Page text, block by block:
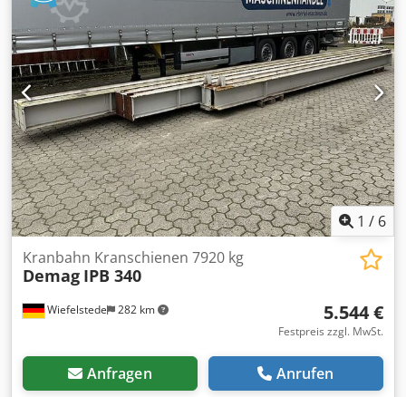
Rundrohr : 70 x 1,5 mm Vierkantrohr : 50 x 50 x 3 mm
Rundeisen : 35 mm Flacheisen : 50 x 10 mm Winkeleisen :
50 x 50 x 6 mm Lieferumfang: CE40M3D Universal-
Walzensatz für Profile Dedpfx Ahegi N Ale Rswa Zubehör
(u.a. Bedienpult mit Fußsteuerung, Bedienungsanleitung)
1 Satz Kunststoffwalzen Rundrohr 1 1/2" für
Markierungsarmes Arbeiten
1 / 6
Wiefelstede 282 km
Kranbahn Kranschienen 7920 kg
Demag IPB 340
5.544 €
Festpreis zzgl. MwSt.
Anfragen Anrufen